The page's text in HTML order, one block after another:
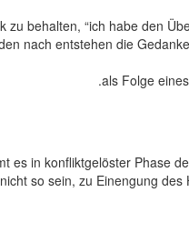
zu behalten, “ich habe den
nach entstehen die
als Folge
es in konfliktgelöster Phase
so sein, zu Einengung